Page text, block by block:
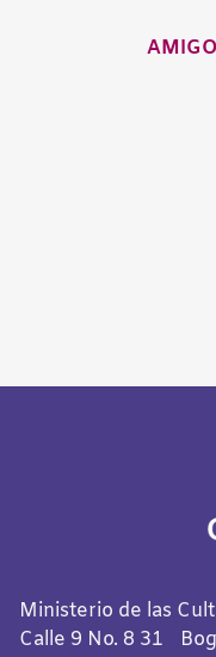
Ministerio de las
Calle 9 No. 8 31